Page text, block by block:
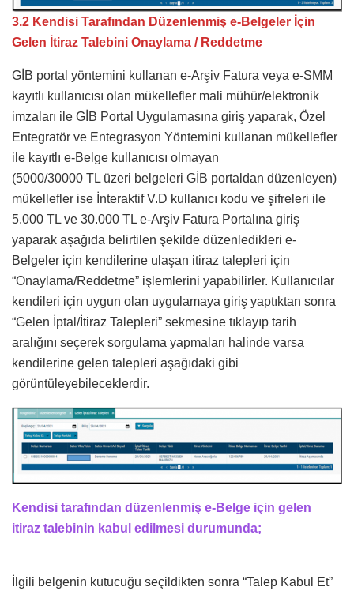
3.2 Kendisi Tarafından Düzenlenmiş e-Belgeler İçin
Gelen İtiraz Talebini Onaylama / Reddetme
GİB portal yöntemini kullanan e-Arşiv Fatura veya e-SMM
kayıtlı kullanıcısı olan mükellefler mali mühür/elektronik
imzaları ile GİB Portal Uygulamasına giriş yaparak, Özel
Entegratör ve Entegrasyon Yöntemini kullanan mükellefler
ile kayıtlı e-Belge kullanıcısı olmayan
(5000/30000 TL üzeri belgeleri GİB portaldan düzenleyen)
mükellefler ise İnteraktif V.D kullanıcı kodu ve şifreleri ile
5.000 TL ve 30.000 TL e-Arşiv Fatura Portalına giriş
yaparak aşağıda belirtilen şekilde düzenledikleri e-
Belgeler için kendilerine ulaşan itiraz talepleri için
“Onaylama/Reddetme” işlemlerini yapabilirler. Kullanıcılar
kendileri için uygun olan uygulamaya giriş yaptıktan sonra
“Gelen İptal/İtiraz Talepleri” sekmesine tıklayıp tarih
aralığını seçerek sorgulama yapmaları halinde varsa
kendilerine gelen talepleri aşağıdaki gibi
görüntüleyebileceklerdir.
Kendisi tarafından düzenlenmiş e-Belge için gelen
itiraz talebinin kabul edilmesi durumunda;
İlgili belgenin kutucuğu seçildikten sonra “Talep Kabul Et”